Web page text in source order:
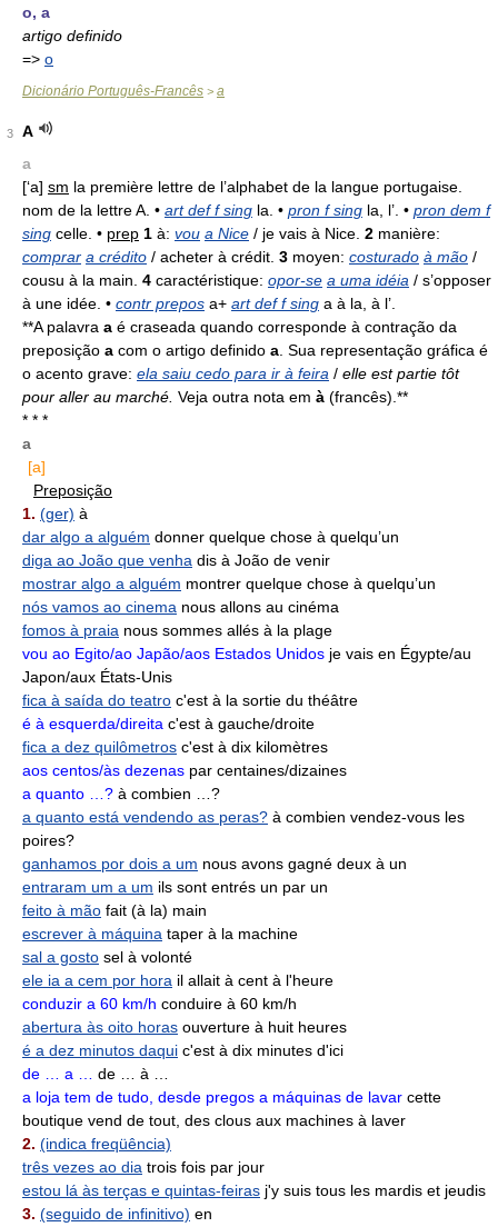
o, a
artigo definido
=> o
Dicionário Português-Francês > a
3
A
a
[‘a] sm la première lettre de l’alphabet de la langue portugaise.
nom de la lettre A. • art def f sing la. • pron f sing la, l’. • pron dem f
sing celle. • prep 1 à: vou a Nice / je vais à Nice. 2 manière:
comprar a crédito / acheter à crédit. 3 moyen: costurado à mão /
cousu à la main. 4 caractéristique: opor-se a uma idéia / s’opposer
à une idée. • contr prepos a+ art def f sing a à la, à l’.
**A palavra a é craseada quando corresponde à contração da
preposição a com o artigo definido a. Sua representação gráfica é
o acento grave: ela saiu cedo para ir à feira / elle est partie tôt
pour aller au marché. Veja outra nota em à (francês).**
* * *
a
[a]
Preposição
1. (ger) à
dar algo a alguém donner quelque chose à quelqu’un
diga ao João que venha dis à João de venir
mostrar algo a alguém montrer quelque chose à quelqu’un
nós vamos ao cinema nous allons au cinéma
fomos à praia nous sommes allés à la plage
vou ao Egito/ao Japão/aos Estados Unidos je vais en Égypte/au
Japon/aux États-Unis
fica à saída do teatro c'est à la sortie du théâtre
é à esquerda/direita c'est à gauche/droite
fica a dez quilômetros c'est à dix kilomètres
aos centos/às dezenas par centaines/dizaines
a quanto …? à combien …?
a quanto está vendendo as peras? à combien vendez-vous les
poires?
ganhamos por dois a um nous avons gagné deux à un
entraram um a um ils sont entrés un par un
feito à mão fait (à la) main
escrever à máquina taper à la machine
sal a gosto sel à volonté
ele ia a cem por hora il allait à cent à l'heure
conduzir a 60 km/h conduire à 60 km/h
abertura às oito horas ouverture à huit heures
é a dez minutos daqui c'est à dix minutes d'ici
de … a … de … à …
a loja tem de tudo, desde pregos a máquinas de lavar cette
boutique vend de tout, des clous aux machines à laver
2. (indica freqüência)
três vezes ao dia trois fois par jour
estou lá às terças e quintas-feiras j'y suis tous les mardis et jeudis
3. (seguido de infinitivo) en